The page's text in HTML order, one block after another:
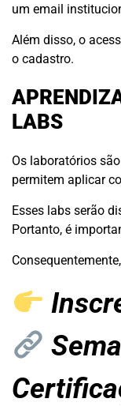
um email
Além disso, o
o cadastro.
LABS
Os laboratórios
permitem aplicar
Esses labs serão
Portanto, é